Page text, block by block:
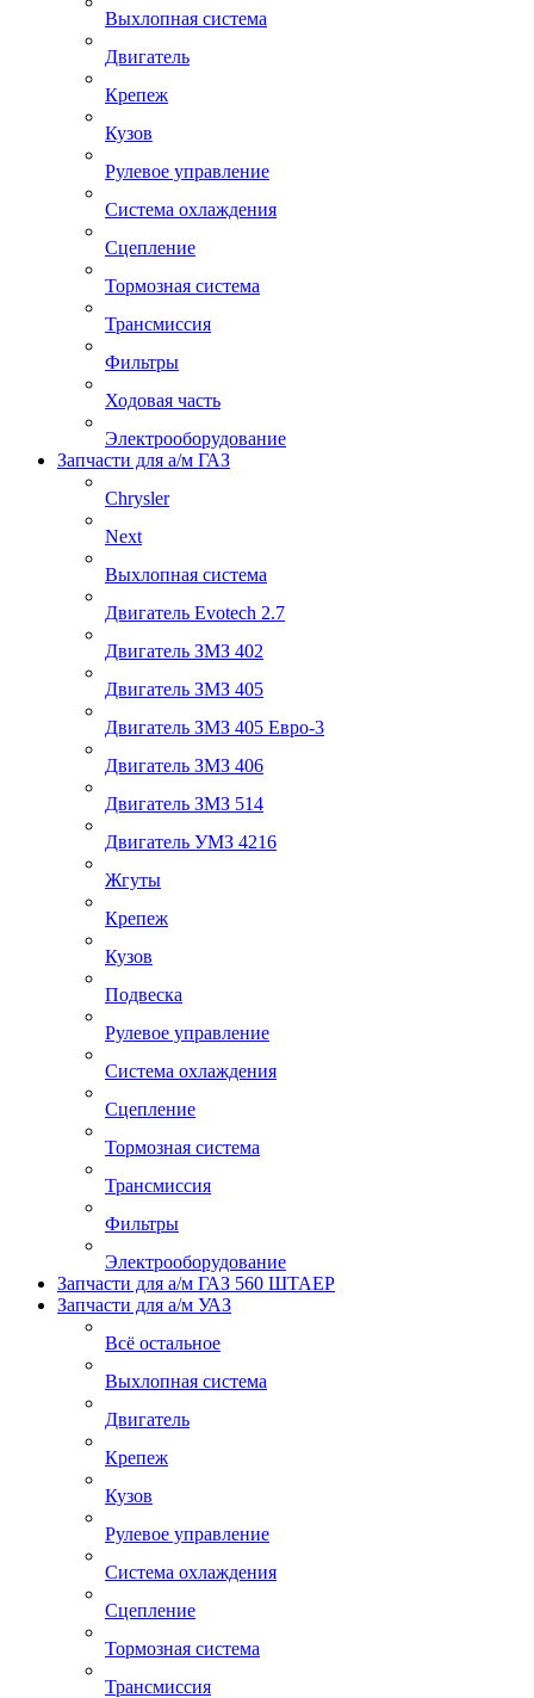
Выхлопная система
Двигатель
Крепеж
Кузов
Рулевое управление
Система охлаждения
Сцепление
Тормозная система
Трансмиссия
Фильтры
Ходовая часть
Электрооборудование
Запчасти для а/м ГАЗ
Chrysler
Next
Выхлопная система
Двигатель Evotech 2.7
Двигатель ЗМЗ 402
Двигатель ЗМЗ 405
Двигатель ЗМЗ 405 Евро-3
Двигатель ЗМЗ 406
Двигатель ЗМЗ 514
Двигатель УМЗ 4216
Жгуты
Крепеж
Кузов
Подвеска
Рулевое управление
Система охлаждения
Сцепление
Тормозная система
Трансмиссия
Фильтры
Электрооборудование
Запчасти для а/м ГАЗ 560 ШТАЕР
Запчасти для а/м УАЗ
Всё остальное
Выхлопная система
Двигатель
Крепеж
Кузов
Рулевое управление
Система охлаждения
Сцепление
Тормозная система
Трансмиссия